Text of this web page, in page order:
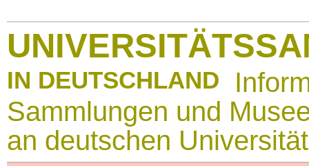
IN DEUTSCHLAND
Sammlungen und
an deutschen